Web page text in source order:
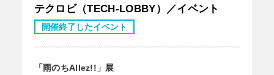
テクロビ（TECH-LOBBY）／イベント
開催終了したイベント
「雨のちAllez!!」展